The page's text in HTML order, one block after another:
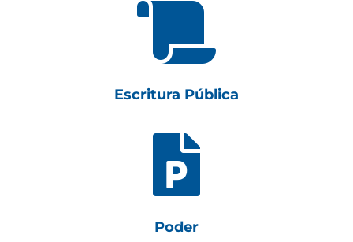

Escritura Pública

Poder